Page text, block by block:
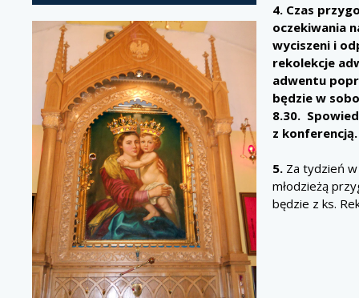
4. Czas
oczekiwania
wyciszeni i
rekolekcje
adwentu
będzie w
8.30.
z konferencją.
5. Za tydzień
młodzieżą
będzie z ks.